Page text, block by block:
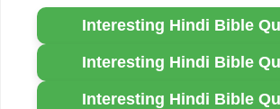
Interesting Hindi Bible
Interesting Hindi Bible
Interesting Hindi Bible